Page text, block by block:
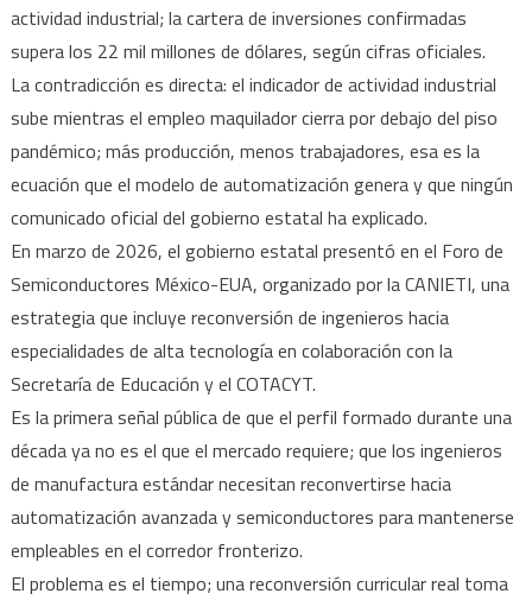
actividad industrial; la cartera de inversiones confirmadas
supera los 22 mil millones de dólares, según cifras oficiales.
La contradicción es directa: el indicador de actividad industrial
sube mientras el empleo maquilador cierra por debajo del piso
pandémico; más producción, menos trabajadores, esa es la
ecuación que el modelo de automatización genera y que ningún
comunicado oficial del gobierno estatal ha explicado.
En marzo de 2026, el gobierno estatal presentó en el Foro de
Semiconductores México-EUA, organizado por la CANIETI, una
estrategia que incluye reconversión de ingenieros hacia
especialidades de alta tecnología en colaboración con la
Secretaría de Educación y el COTACYT.
Es la primera señal pública de que el perfil formado durante una
década ya no es el que el mercado requiere; que los ingenieros
de manufactura estándar necesitan reconvertirse hacia
automatización avanzada y semiconductores para mantenerse
empleables en el corredor fronterizo.
El problema es el tiempo; una reconversión curricular real toma